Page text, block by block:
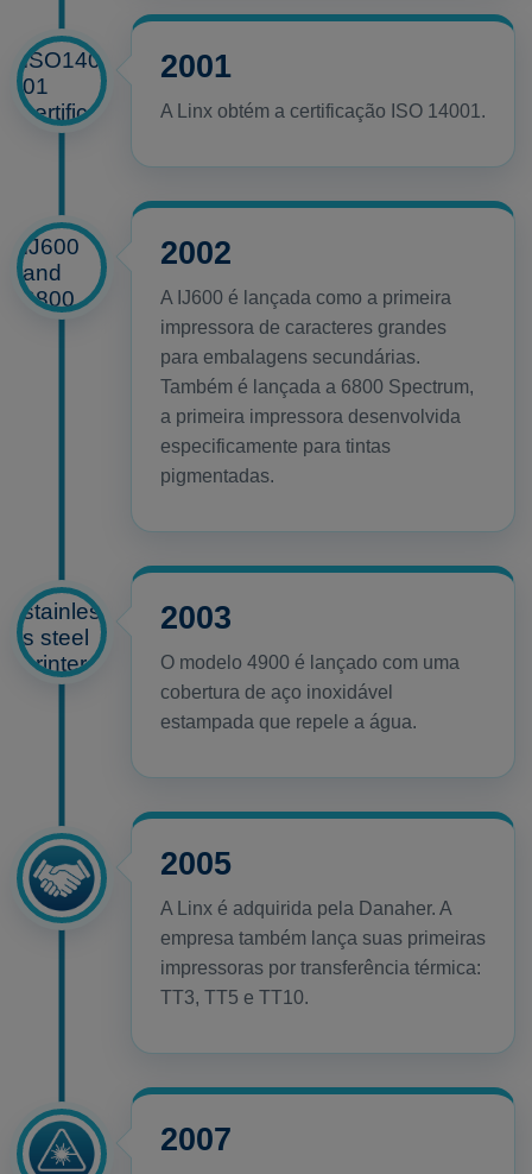
2001
A Linx obtém a certificação ISO 14001.
2002
A IJ600 é lançada como a primeira
impressora de caracteres grandes
para embalagens secundárias.
Também é lançada a 6800 Spectrum,
a primeira impressora desenvolvida
especificamente para tintas
pigmentadas.
2003
O modelo 4900 é lançado com uma
cobertura de aço inoxidável
estampada que repele a água.
2005
A Linx é adquirida pela Danaher. A
empresa também lança suas primeiras
impressoras por transferência térmica:
TT3, TT5 e TT10.
2007